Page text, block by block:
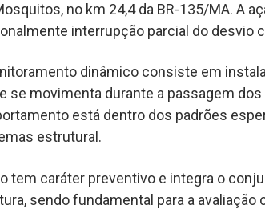
no km 24,4 da BR-135/MA. A
interrupção parcial do desvio
dinâmico consiste em
se movimenta durante a passagem
está dentro dos padrões
estrutural.
tem caráter preventivo e integra o
sendo fundamental para a